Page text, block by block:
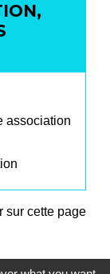
association
sur cette page